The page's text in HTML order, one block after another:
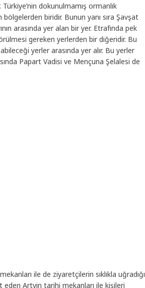
dokunulmamış ormanlık
biridir. Bunun yanı sıra Şavşat
arasında yer alan bir yer. Etrafında pek
gereken yerlerden bir diğeridir. Bu
yerler arasında yer alır. Bu yerler
Papart Vadisi ve Mençuna Şelalesi de
ile de ziyaretçilerin sıklıkla uğradığı
eden Artvin tarihi mekanları ile kişileri